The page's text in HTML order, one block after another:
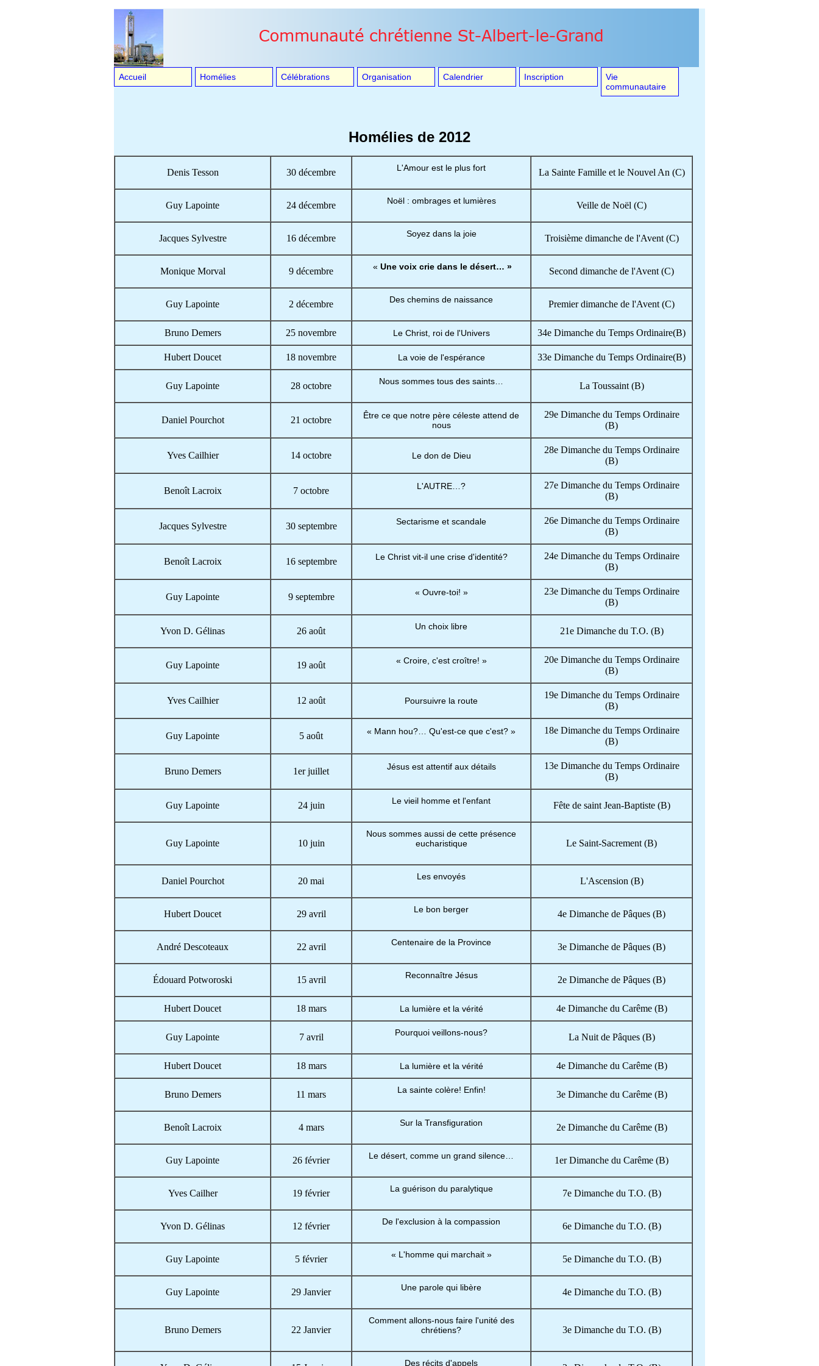
Accueil Homélies Célébrations Organisation Calendrier Inscription
Vie
communautaire
Homélies de 2012
Denis Tesson 30 décembre L'Amour est le plus fort La Sainte Famille et le Nouvel An (C)
Guy Lapointe 24 décembre Noël : ombrages et lumières Veille de Noël (C)
Jacques Sylvestre 16 décembre Soyez dans la joie Troisième dimanche de l'Avent (C)
Monique Morval 9 décembre « Une voix crie dans le désert… » Second dimanche de l'Avent (C)
Guy Lapointe 2 décembre Des chemins de naissance Premier dimanche de l'Avent (C)
Bruno Demers 25 novembre Le Christ, roi de l'Univers 34e Dimanche du Temps Ordinaire(B)
Hubert Doucet 18 novembre La voie de l'espérance 33e Dimanche du Temps Ordinaire(B)
Guy Lapointe 28 octobre Nous sommes tous des saints… La Toussaint (B)
Daniel Pourchot 21 octobre
Être ce que notre père céleste attend de
nous
29e Dimanche du Temps Ordinaire
(B)
Yves Cailhier 14 octobre Le don de Dieu
28e Dimanche du Temps Ordinaire
(B)
Benoît Lacroix 7 octobre L'AUTRE…?
27e Dimanche du Temps Ordinaire
(B)
Jacques Sylvestre 30 septembre Sectarisme et scandale
26e Dimanche du Temps Ordinaire
(B)
Benoît Lacroix 16 septembre Le Christ vit-il une crise d'identité?
24e Dimanche du Temps Ordinaire
(B)
Guy Lapointe 9 septembre « Ouvre-toi! »
23e Dimanche du Temps Ordinaire
(B)
Yvon D. Gélinas 26 août Un choix libre 21e Dimanche du T.O. (B)
Guy Lapointe 19 août « Croire, c'est croître! »
20e Dimanche du Temps Ordinaire
(B)
Yves Cailhier 12 août Poursuivre la route
19e Dimanche du Temps Ordinaire
(B)
Guy Lapointe 5 août « Mann hou?… Qu'est-ce que c'est? »
18e Dimanche du Temps Ordinaire
(B)
Bruno Demers 1er juillet Jésus est attentif aux détails
13e Dimanche du Temps Ordinaire
(B)
Guy Lapointe 24 juin Le vieil homme et l'enfant Fête de saint Jean-Baptiste (B)
Guy Lapointe 10 juin
Nous sommes aussi de cette présence
eucharistique
Le Saint-Sacrement (B)
Daniel Pourchot 20 mai Les envoyés L'Ascension (B)
Hubert Doucet 29 avril Le bon berger 4e Dimanche de Pâques (B)
André Descoteaux 22 avril Centenaire de la Province 3e Dimanche de Pâques (B)
Édouard Potworoski 15 avril Reconnaître Jésus 2e Dimanche de Pâques (B)
Hubert Doucet 18 mars La lumière et la vérité 4e Dimanche du Carême (B)
Guy Lapointe 7 avril Pourquoi veillons-nous? La Nuit de Pâques (B)
Hubert Doucet 18 mars La lumière et la vérité 4e Dimanche du Carême (B)
Bruno Demers 11 mars La sainte colère! Enfin! 3e Dimanche du Carême (B)
Benoît Lacroix 4 mars Sur la Transfiguration 2e Dimanche du Carême (B)
Guy Lapointe 26 février Le désert, comme un grand silence… 1er Dimanche du Carême (B)
Yves Cailher 19 février La guérison du paralytique 7e Dimanche du T.O. (B)
Yvon D. Gélinas 12 février De l'exclusion à la compassion 6e Dimanche du T.O. (B)
Guy Lapointe 5 février « L'homme qui marchait » 5e Dimanche du T.O. (B)
Guy Lapointe 29 Janvier Une parole qui libère 4e Dimanche du T.O. (B)
Bruno Demers 22 Janvier
Comment allons-nous faire l'unité des
chrétiens?
3e Dimanche du T.O. (B)
Des récits d'appels